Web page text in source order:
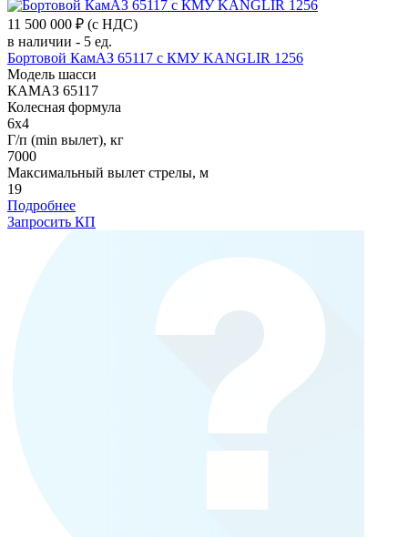
11 500 000 ₽ (с НДС)
в наличии - 5 ед.
Бортовой КамАЗ 65117 с КМУ KANGLIR 1256
Модель шасси
КАМАЗ 65117
Колесная формула
6x4
Г/п (min вылет), кг
7000
Максимальный вылет стрелы, м
19
Подробнее
Запросить КП